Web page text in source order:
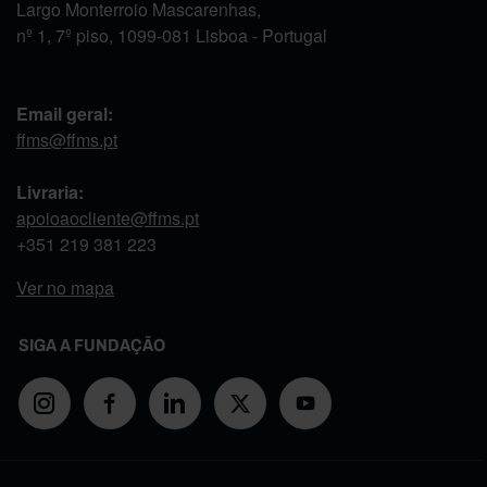
Largo Monterroio Mascarenhas,
nº 1, 7º piso, 1099-081 Lisboa - Portugal
Email geral:
ffms@ffms.pt
Livraria:
apoioaocliente@ffms.pt
+351 219 381 223
Ver no mapa
SIGA A FUNDAÇÃO